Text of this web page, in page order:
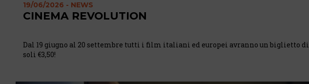
19/06/2026 - NEWS
CINEMA REVOLUTION
Dal 19 giugno al 20 settembre tutti i film italiani ed europei avranno un biglietto di
soli €3,50!